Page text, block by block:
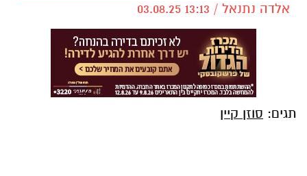
אלדה נתנאל / 13:13 03.08.25
תגים: סוזן קיין